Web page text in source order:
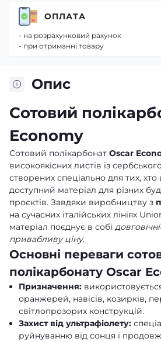
Опис
Сотовий
Economy
Сотовий полікарбонат Oscar
високоякісних листів із
створених спеціально для тих,
доступний матеріал для різних
проєктів. Завдяки виробництву з
на сучасних італійських лініях
матеріал поєднує в собі
привабливу ціну.
Основні переваги
полікарбонату Oscar
Призначення:
оранжерей, навісів, козирків,
світлопрозорих конструкцій.
Захист від ультрафіолету:
руйнуванню від сонця і
ОПЛАТА
- на розрахунковий рахунок
- при отриманні товару